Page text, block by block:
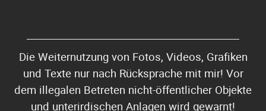
Die Weiternutzung von Fotos, Videos, Grafiken
und Texte nur nach Rücksprache mit mir! Vor
dem illegalen Betreten nicht-öffentlicher Objekte
und unterirdischen Anlagen wird gewarnt!